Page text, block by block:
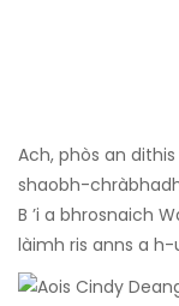
Ach, phòs an
shaobh-
B ’i a bhrosnaich
làimh ris anns a